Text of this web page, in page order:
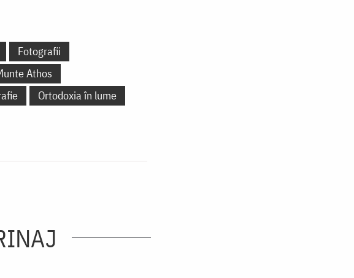
Fotografii
Athos
Ortodoxia în lume